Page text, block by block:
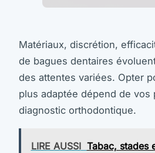
Matériaux, discrétion,
de bagues dentaires
des attentes variées. Opter
plus adaptée dépend de vos
diagnostic orthodontique.
LIRE AUSSI Tabac, stades